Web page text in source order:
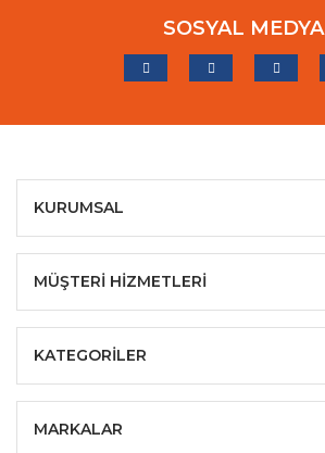
SOSYAL MEDYA
KURUMSAL
MÜŞTERİ HİZMETLERİ
KATEGORİLER
MARKALAR